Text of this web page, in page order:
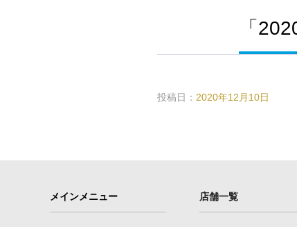
「
投稿日： 2020年12月10日
メインメニュー 店舗一覧